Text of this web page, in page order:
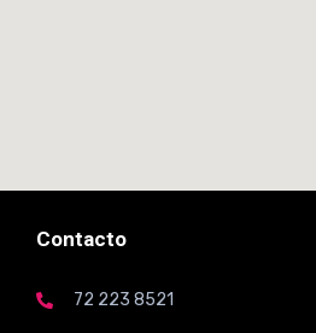
Contacto
72 223 8521